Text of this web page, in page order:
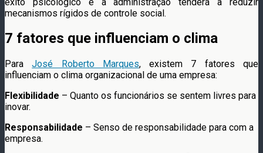
mecanismos rígidos de controle social.
7 fatores que influenciam o clima
ParaJosé Roberto Marques, existem 7 fatores que
influenciam o clima organizacional de uma empresa:
Flexibilidade – Quanto os funcionários se sentem livres para
inovar.
Responsabilidade – Senso de responsabilidade para com a
empresa.